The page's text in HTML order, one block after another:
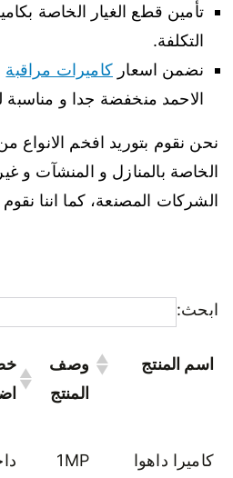
تأمين قطع الغيار الخاصة
التكلفة.
نضمن اسعار كاميرات مراقبة
الاحمد منخفضة جدا و مناسبة
نحن نقوم بتوريد افخم الانواع
الخاصة بالمنازل و المنشآت و
الشركات المصنعة، كما اننا
ابحث:
اسم المنتج
وصف
المنتج
كاميرا داهوا
1MP